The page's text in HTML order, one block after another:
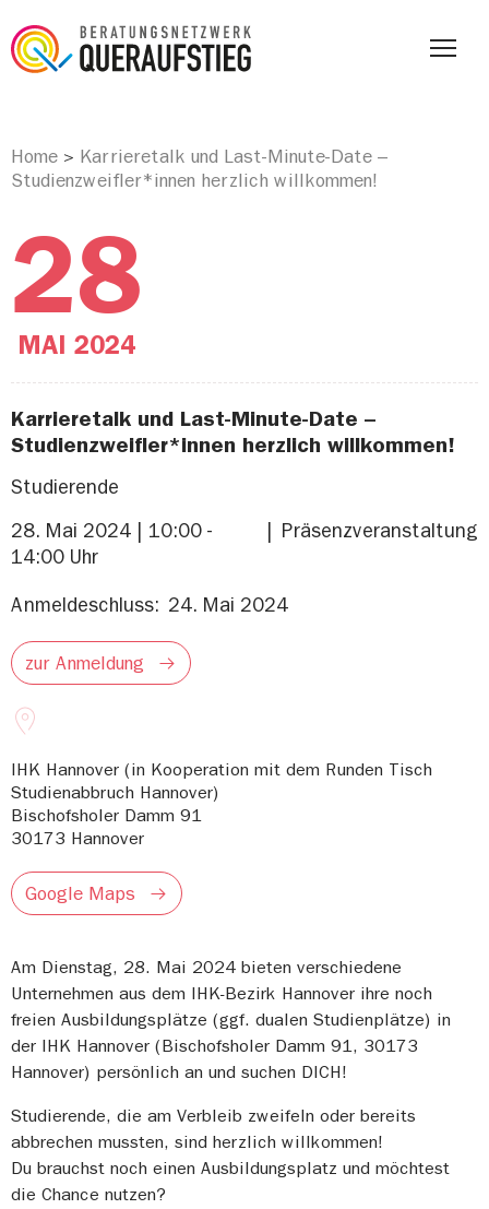
Home > Karrieretalk und Last-Minute-Date –
Studienzweifler*innen herzlich willkommen!
28
MAI 2024
Karrieretalk und Last-Minute-Date –
Studienzweifler*innen herzlich willkommen!
Studierende
28. Mai 2024 | 10:00 -
14:00 Uhr
Präsenzveranstaltung
Anmeldeschluss: 24. Mai 2024
zur Anmeldung
IHK Hannover (in Kooperation mit dem Runden Tisch
Studienabbruch Hannover)
Bischofsholer Damm 91
30173 Hannover
Google Maps
Am Dienstag, 28. Mai 2024 bieten verschiedene
Unternehmen aus dem IHK-Bezirk Hannover ihre noch
freien Ausbildungsplätze (ggf. dualen Studienplätze) in
der IHK Hannover (Bischofsholer Damm 91, 30173
Hannover) persönlich an und suchen DICH!
Studierende, die am Verbleib zweifeln oder bereits
abbrechen mussten, sind herzlich willkommen!
Du brauchst noch einen Ausbildungsplatz und möchtest
die Chance nutzen?